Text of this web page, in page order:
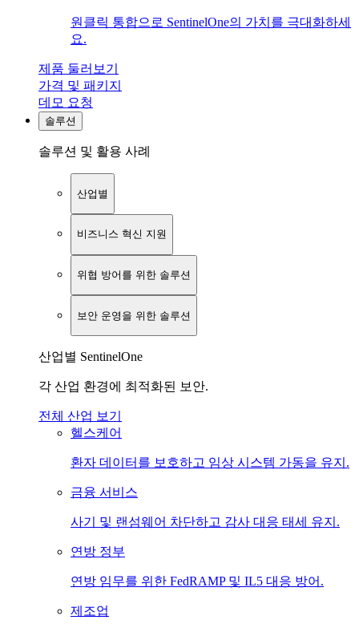
원클릭 통합으로 SentinelOne의 가치를 극대화하세
요.
제품 둘러보기
가격 및 패키지
데모 요청
솔루션
솔루션 및 활용 사례
산업별
비즈니스 혁신 지원
위협 방어를 위한 솔루션
보안 운영을 위한 솔루션
산업별 SentinelOne
각 산업 환경에 최적화된 보안.
전체 산업 보기
헬스케어
환자 데이터를 보호하고 임상 시스템 가동을 유지.
금융 서비스
사기 및 랜섬웨어 차단하고 감사 대응 태세 유지.
연방 정부
연방 임무를 위한 FedRAMP 및 IL5 대응 방어.
제조업